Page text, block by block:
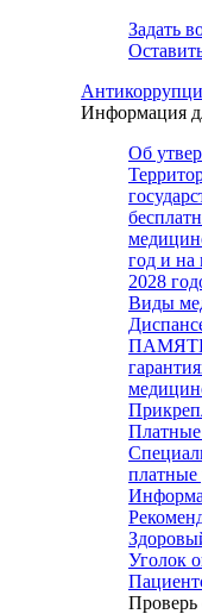
Задать
Информация
Об
год и на
2028
Виды
Платные
платные
Уголок
Проверь